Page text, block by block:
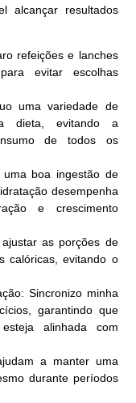
alcançar resultados
refeições e lanches
evitar escolhas
uma variedade de
dieta, evitando a
de todos os
uma boa ingestão de
desempenha
e crescimento
as porções de
calóricas, evitando o
Sincronizo minha
garantindo que
alinhada com
a manter uma
durante períodos